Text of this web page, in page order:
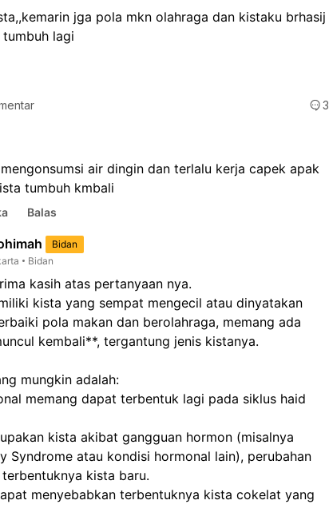
jga pola mkn olahraga dan kistaku brhasij
lagi
3
air dingin dan terlalu kerja capek apak
tumbuh kmbali
Balas
Bidan
Bidan
kasih atas pertanyaan nya.
kista yang sempat mengecil atau dinyatakan
pola makan dan berolahraga, memang ada
kembali**, tergantung jenis kistanya.
mungkin adalah:
memang dapat terbentuk lagi pada siklus haid
kista akibat gangguan hormon (misalnya
Syndrome atau kondisi hormonal lain), perubahan
kista baru.
menyebabkan terbentuknya kista cokelat yang